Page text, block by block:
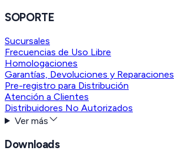
SOPORTE
Sucursales
Frecuencias de Uso Libre
Homologaciones
Garantías, Devoluciones y Reparaciones
Pre-registro para Distribución
Atención a Clientes
Distribuidores No Autorizados
Ver más
Downloads